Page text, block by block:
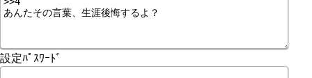
設定ﾊﾟｽﾜｰﾄﾞ